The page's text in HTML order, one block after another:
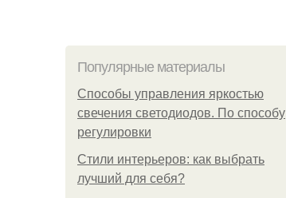
Популярные материалы
Способы управления яркостью
свечения светодиодов. По способу
регулировки
Стили интерьеров: как выбрать
лучший для себя?